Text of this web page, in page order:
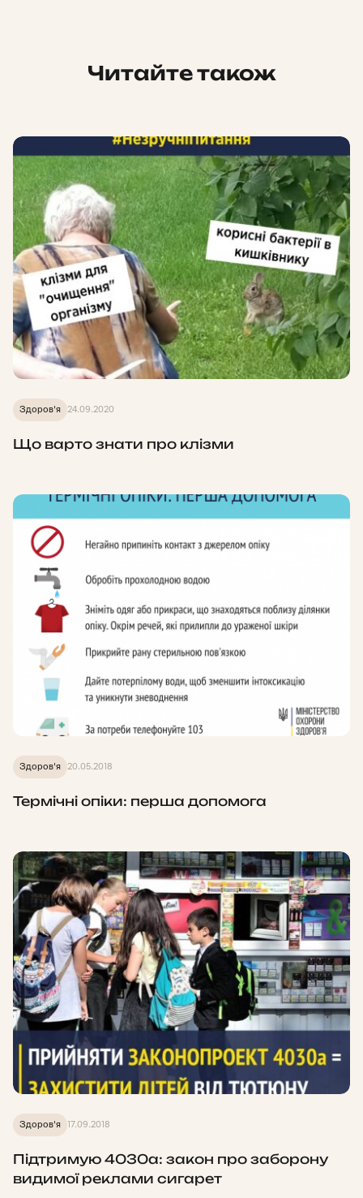
Читайте також
Здоров'я 24.09.2020
Що варто знати про клізми
Здоров'я 20.05.2018
Термічні опіки: перша допомога
Здоров'я 17.09.2018
Підтримую 4030а: закон про заборону
видимої реклами сигарет